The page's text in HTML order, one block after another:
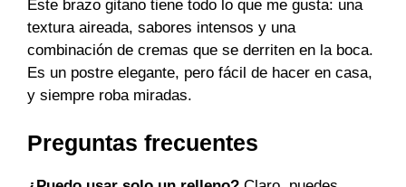
Este brazo gitano tiene todo lo que me gusta: una
textura aireada, sabores intensos y una
combinación de cremas que se derriten en la boca.
Es un postre elegante, pero fácil de hacer en casa,
y siempre roba miradas.
Preguntas frecuentes